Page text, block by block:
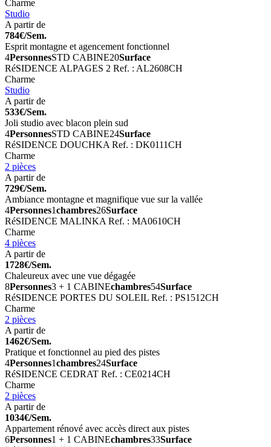
Charme
Studio
A partir de
784€/Sem.
Esprit montagne et agencement fonctionnel
4PersonnesSTD CABINE20Surface
RéSIDENCE ALPAGES 2 Ref. : AL2608CH
Charme
Studio
A partir de
533€/Sem.
Joli studio avec blacon plein sud
4PersonnesSTD CABINE24Surface
RéSIDENCE DOUCHKA Ref. : DK0111CH
Charme
2 pièces
A partir de
729€/Sem.
Ambiance montagne et magnifique vue sur la vallée
4Personnes1chambres26Surface
RéSIDENCE MALINKA Ref. : MA0610CH
Charme
4 pièces
A partir de
1728€/Sem.
Chaleureux avec une vue dégagée
8Personnes3 + 1 CABINEchambres54Surface
RéSIDENCE PORTES DU SOLEIL Ref. : PS1512CH
Charme
2 pièces
A partir de
1462€/Sem.
Pratique et fonctionnel au pied des pistes
4Personnes1chambres24Surface
RéSIDENCE CEDRAT Ref. : CE0214CH
Charme
2 pièces
A partir de
1034€/Sem.
Appartement rénové avec accès direct aux pistes
6Personnes1 + 1 CABINEchambres33Surface